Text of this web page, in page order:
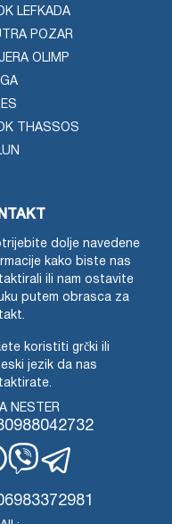
LEFKADA
POZAR
OLIMP
THASSOS
dolje navedene
kako biste nas
ili nam ostavite
putem obrasca za
koristiti grčki ili
jezik da nas
NESTER